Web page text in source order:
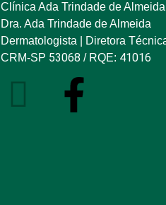
Clínica Ada Trindade de
Dra. Ada Trindade de Almeida
Dermatologista | Diretora
CRM-SP 53068/ RQE: 41016